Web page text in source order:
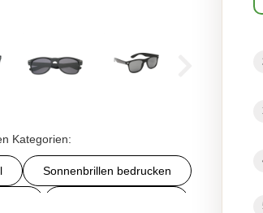
Kategorien:
Sonnenbrillen bedrucken